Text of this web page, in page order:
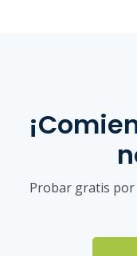
Probar gratis por